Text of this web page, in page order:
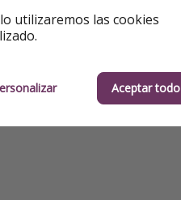
utilizaremos las cookies
Aceptar todo